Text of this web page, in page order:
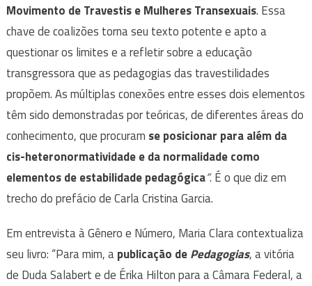
Movimento de Travestis e Mulheres Transexuais. Essa
chave de coalizões torna seu texto potente e apto a
questionar os limites e a refletir sobre a educação
transgressora que as pedagogias das travestilidades
propõem. As múltiplas conexões entre esses dois elementos
têm sido demonstradas por teóricas, de diferentes áreas do
conhecimento, que procuram se posicionar para além da
cis-heteronormatividade e da normalidade como
elementos de estabilidade pedagógica”. É o que diz em
trecho do prefácio de Carla Cristina Garcia.
Em entrevista à Gênero e Número, Maria Clara contextualiza
seu livro: “Para mim, apublicação dePedagogias, a vitória
de Duda Salabert e de Érika Hilton para a Câmara Federal, a